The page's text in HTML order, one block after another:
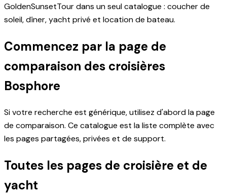
GoldenSunsetTour dans un seul catalogue : coucher de
soleil, dîner, yacht privé et location de bateau.
Commencez par la page de
comparaison des croisières
Bosphore
Si votre recherche est générique, utilisez d'abord la page
de comparaison. Ce catalogue est la liste complète avec
les pages partagées, privées et de support.
Toutes les pages de croisière et de
yacht